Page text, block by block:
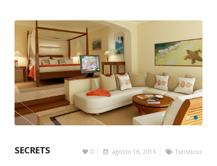
0 agosto 16, 2019 Turisticos
SECRETS